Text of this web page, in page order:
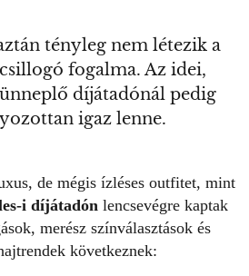
tényleg nem létezik a
fogalma. Az idei,
díjátadónál pedig
igaz lenne.
de mégis ízléses outfitet, mint
i díjátadón lencsevégre kaptak
merész színválasztások és
következnek: